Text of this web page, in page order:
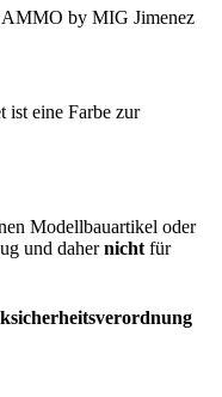
by MIG Jimenez
eine Farbe zur
Modellbauartikel oder
und dahernicht für